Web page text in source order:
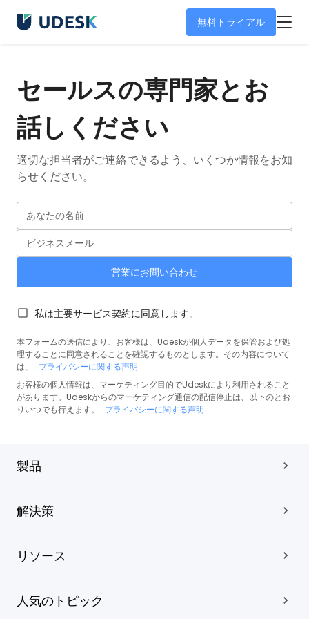
無料トライアル
セールスの専門家とお
話しください
適切な担当者がご連絡できるよう、いくつか情報をお知
らせください。
あなたの名前
ビジネスメール
営業にお問い合わせ
私は主要サービス契約に同意します。
本フォームの送信により、お客様は、Udeskが個人データを保管および処
理することに同意されることを確認するものとします。その内容について
は、
プライバシーに関する声明
お客様の個人情報は、マーケティング目的でUdeskにより利用されること
があります。Udeskからのマーケティング通信の配信停止は、以下のとお
りいつでも行えます。
プライバシーに関する声明
製品
解決策
リソース
人気のトピック